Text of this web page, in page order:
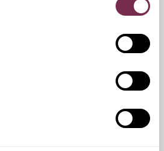
potrai equipaggiare la tua vettura
qualora fosse possibile, con